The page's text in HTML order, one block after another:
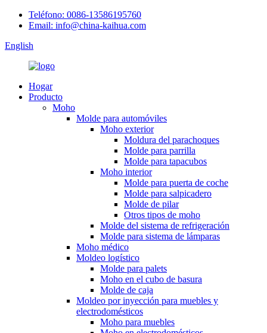
Teléfono: 0086-13586195760
Email: info@china-kaihua.com
English
Hogar
Producto
Moho
Molde para automóviles
Moho exterior
Moldura del parachoques
Molde para parrilla
Molde para tapacubos
Moho interior
Molde para puerta de coche
Molde para salpicadero
Molde de pilar
Otros tipos de moho
Molde del sistema de refrigeración
Molde para sistema de lámparas
Moho médico
Moldeo logístico
Molde para palets
Moho en el cubo de basura
Molde de caja
Moldeo por inyección para muebles y
electrodomésticos
Moho para muebles